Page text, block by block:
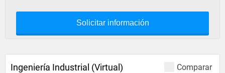
Solicitar información
Comparar
Ingeniería Industrial (Virtual)